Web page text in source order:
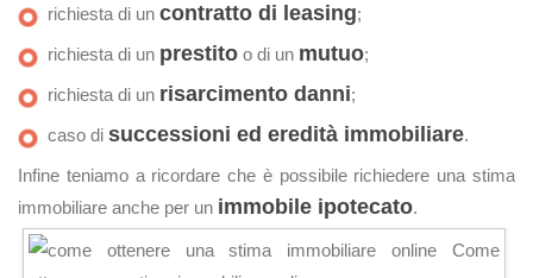
richiesta di un contratto di leasing;
richiesta di un prestito o di un mutuo;
richiesta di un risarcimento danni;
caso di successioni ed eredità immobiliare.
Infine teniamo a ricordare che è possibile richiedere una stima
immobiliare anche per un immobile ipotecato.